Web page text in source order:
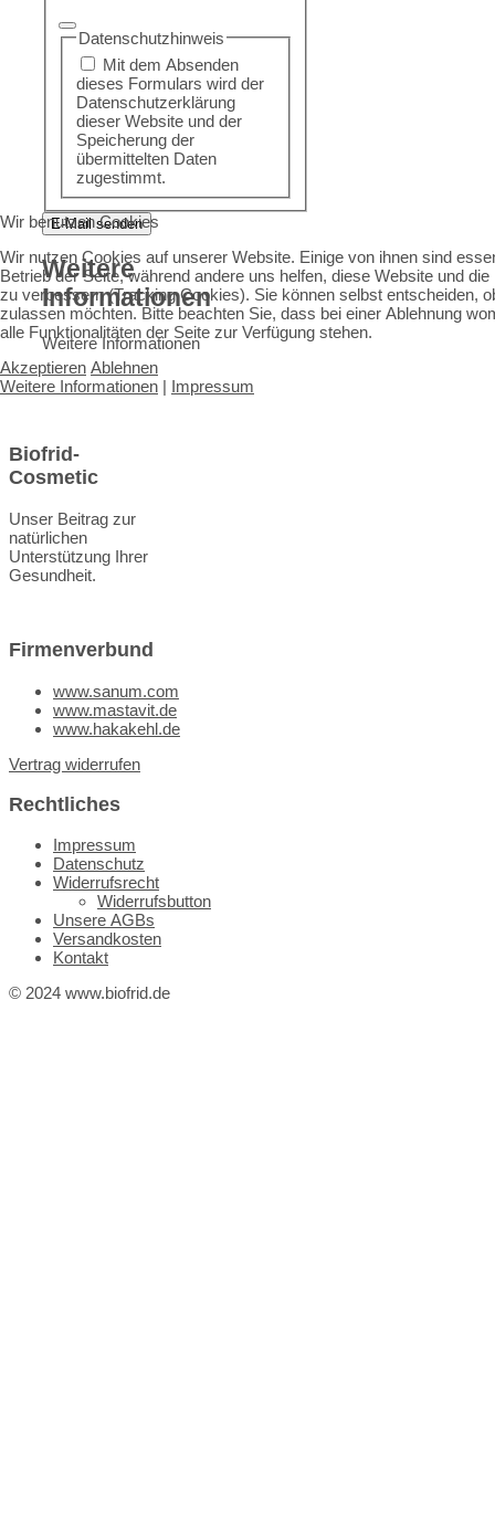
Datenschutzhinweis
Mit dem Absenden
dieses Formulars wird der
Datenschutzerklärung
dieser Website und der
Speicherung der
übermittelten Daten
zugestimmt.
E-Mail senden
Weitere
Informationen
Weitere Informationen
Biofrid-
Cosmetic
Unser Beitrag zur
natürlichen
Unterstützung Ihrer
Gesundheit.
Firmenverbund
www.sanum.com
www.mastavit.de
www.hakakehl.de
Vertrag widerrufen
Rechtliches
Impressum
Datenschutz
Widerrufsrecht
Widerrufsbutton
Unsere AGBs
Versandkosten
Kontakt
© 2024 www.biofrid.de
Wir benutzen Cookies
Wir nutzen Cookies auf unserer Website. Einige von ihnen sind
Betrieb der Seite, während andere uns helfen, diese Website und
zu verbessern (Tracking Cookies). Sie können selbst entscheiden,
zulassen möchten. Bitte beachten Sie, dass bei einer Ablehnung
alle Funktionalitäten der Seite zur Verfügung stehen.
Akzeptieren Ablehnen
Weitere Informationen | Impressum